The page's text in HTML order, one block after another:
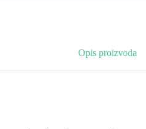
Opis proizvoda